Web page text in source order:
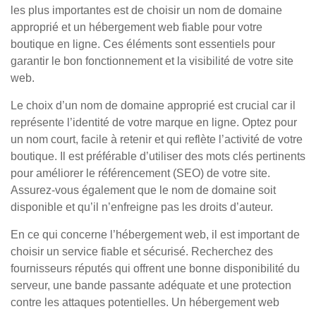
les plus importantes est de choisir un nom de domaine
approprié et un hébergement web fiable pour votre
boutique en ligne. Ces éléments sont essentiels pour
garantir le bon fonctionnement et la visibilité de votre site
web.
Le choix d’un nom de domaine approprié est crucial car il
représente l’identité de votre marque en ligne. Optez pour
un nom court, facile à retenir et qui reflète l’activité de votre
boutique. Il est préférable d’utiliser des mots clés pertinents
pour améliorer le référencement (SEO) de votre site.
Assurez-vous également que le nom de domaine soit
disponible et qu’il n’enfreigne pas les droits d’auteur.
En ce qui concerne l’hébergement web, il est important de
choisir un service fiable et sécurisé. Recherchez des
fournisseurs réputés qui offrent une bonne disponibilité du
serveur, une bande passante adéquate et une protection
contre les attaques potentielles. Un hébergement web